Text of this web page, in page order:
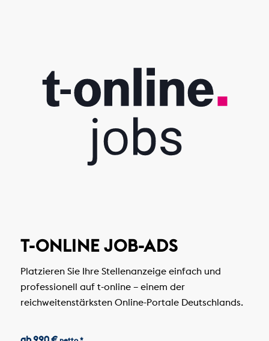
T-ONLINE JOB-ADS
Platzieren Sie Ihre Stellenanzeige einfach und
professionell auf t-online – einem der
reichweitenstärksten Online-Portale Deutschlands.